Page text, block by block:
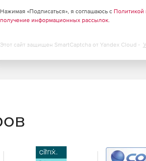
Нажимая «Подписаться», я соглашаюсь с Политикой
получение информационных рассылок.
Этот сайт защищен SmartCaptcha от Yandex Cloud -